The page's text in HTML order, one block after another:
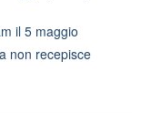
il 5 maggio
non recepisce